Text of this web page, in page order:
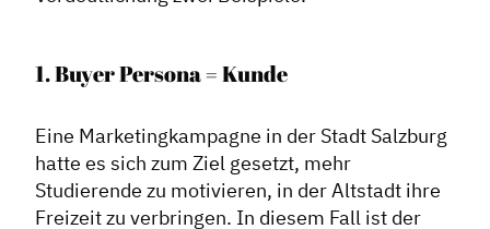
1. Buyer Persona = Kunde
Eine Marketingkampagne in der Stadt Salzburg
hatte es sich zum Ziel gesetzt, mehr
Studierende zu motivieren, in der Altstadt ihre
Freizeit zu verbringen. In diesem Fall ist der